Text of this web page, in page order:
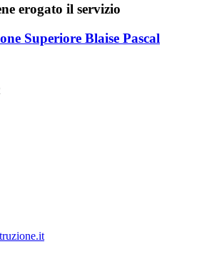
erogato il servizio
Superiore Blaise Pascal